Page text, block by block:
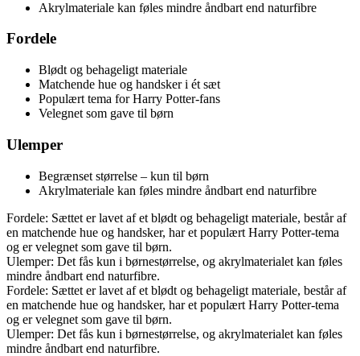
Akrylmateriale kan føles mindre åndbart end naturfibre
Fordele
Blødt og behageligt materiale
Matchende hue og handsker i ét sæt
Populært tema for Harry Potter-fans
Velegnet som gave til børn
Ulemper
Begrænset størrelse – kun til børn
Akrylmateriale kan føles mindre åndbart end naturfibre
Fordele: Sættet er lavet af et blødt og behageligt materiale, består af
en matchende hue og handsker, har et populært Harry Potter-tema
og er velegnet som gave til børn.
Ulemper: Det fås kun i børnestørrelse, og akrylmaterialet kan føles
mindre åndbart end naturfibre.
Fordele: Sættet er lavet af et blødt og behageligt materiale, består af
en matchende hue og handsker, har et populært Harry Potter-tema
og er velegnet som gave til børn.
Ulemper: Det fås kun i børnestørrelse, og akrylmaterialet kan føles
mindre åndbart end naturfibre.